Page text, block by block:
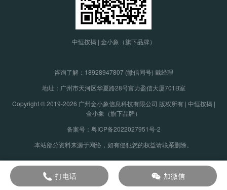
中恒按揭 | 金小象（旗下品牌）
咨询了解： 18928947807 (微信同号) 戴经理
地址：广州市天河区华夏路28号富力盈信大厦701B室
Copyright © 2019-2026 广州金小象信息科技有限公司 版权所有 | 中恒按揭 |
金小象（旗下品牌）
备案号：粤ICP备2022027951号-2
本站部分资料来源于网络，如有侵犯您的权益请联系删除。
打电话 加微信